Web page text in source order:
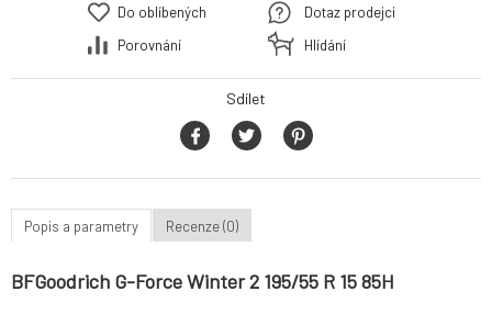
Do oblíbených
Porovnání
Dotaz prodejci
Hlídání
Sdílet
Popis a parametry Recenze (0)
BFGoodrich G-Force Winter 2 195/55 R 15 85H